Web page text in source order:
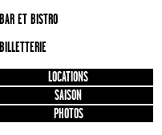
BAR ET BISTRO
BILLETTERIE
LOCATIONS
SAISON
PHOTOS